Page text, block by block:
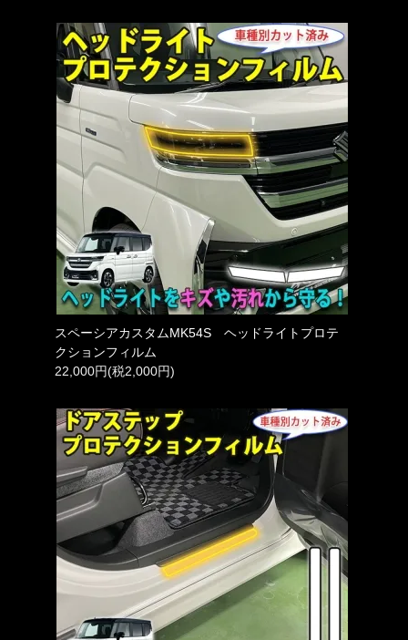
スペーシアカスタムMK54S ヘッドライトプロテ
クションフィルム
22,000円(税2,000円)